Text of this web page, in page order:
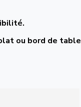
ou bord de table